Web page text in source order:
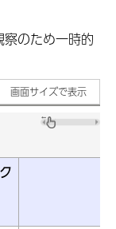
のため一時的
画面サイズで表示